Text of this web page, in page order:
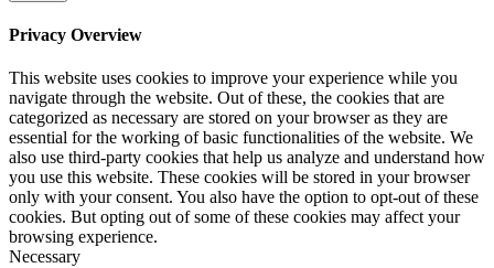
Privacy Overview
This website uses cookies to improve your experience while you
navigate through the website. Out of these, the cookies that are
categorized as necessary are stored on your browser as they are
essential for the working of basic functionalities of the website. We
also use third-party cookies that help us analyze and understand how
you use this website. These cookies will be stored in your browser
only with your consent. You also have the option to opt-out of these
cookies. But opting out of some of these cookies may affect your
browsing experience.
Necessary